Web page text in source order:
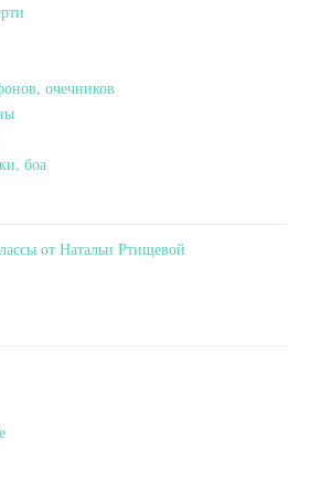
очечников
боа
от Натальи Ртищевой